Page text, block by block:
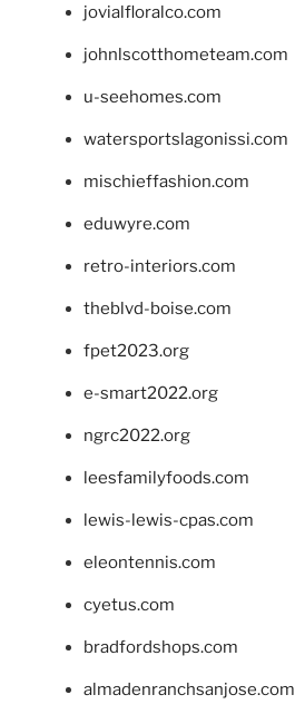
jovialfloralco.com
johnlscotthometeam.com
u-seehomes.com
watersportslagonissi.com
mischieffashion.com
eduwyre.com
retro-interiors.com
theblvd-boise.com
fpet2023.org
e-smart2022.org
ngrc2022.org
leesfamilyfoods.com
lewis-lewis-cpas.com
eleontennis.com
cyetus.com
bradfordshops.com
almadenranchsanjose.com